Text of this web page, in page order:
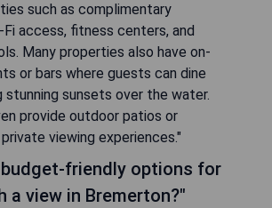
such as complimentary
access, fitness centers, and
Many properties also have on-
or bars where guests can dine
stunning sunsets over the water.
provide outdoor patios or
viewing experiences."
budget-friendly options for
a view in Bremerton?"